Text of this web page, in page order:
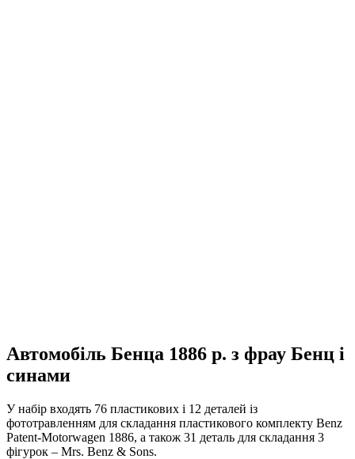
Автомобіль Бенца 1886 р. з фрау Бенц і
синами
У набір входять 76 пластикових і 12 деталей із
фототравленням для складання пластикового комплекту Benz
Patent-Motorwagen 1886, а також 31 деталь для складання 3
фігурок – Mrs. Benz & Sons.